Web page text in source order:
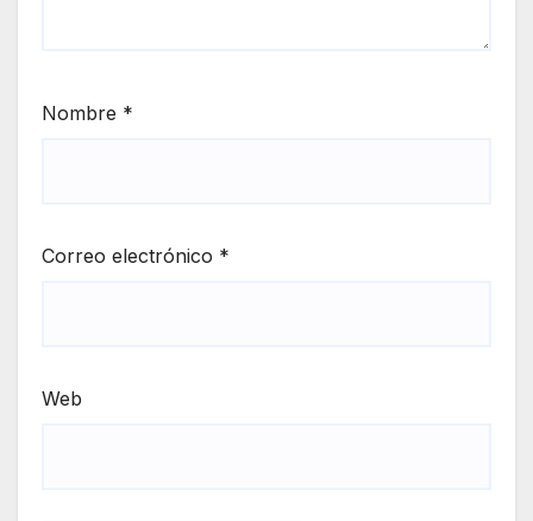
Nombre *
Correo electrónico *
Web